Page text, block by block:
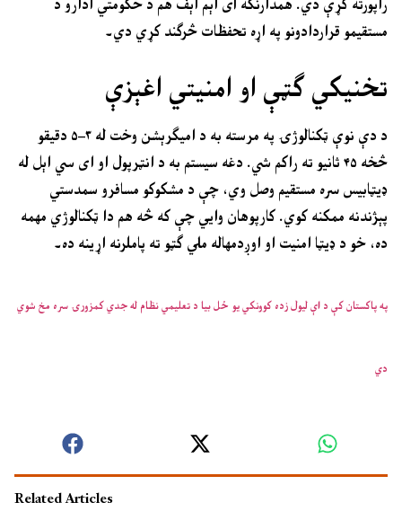
مستقیمو قراردادونو په اړه تحفظات څرګند کړي دي۔
تخنیکي ګټې او امنیتي اغېزې
د دې نوې ټکنالوژۍ په مرسته به د امیګرېشن وخت له ۳–۵ دقیقو
څخه ۴۵ ثانیو ته راکم شي. دغه سیستم به د انټرپول او ای سي اېل له
ډیټابیس سره مستقیم وصل وي، چې د مشکوکو مسافرو سمدستي
پېژندنه ممکنه کوي. کارپوهان وایي چې که څه هم دا ټکنالوژي مهمه
ده، خو د ډیټا امنیت او اوږدمهاله ملي ګټو ته پاملرنه اړینه ده۔
په پاکستان کې د اې لیول زده کوونکي یو ځل بیا د تعلیمي نظام له جدي کمزورۍ سره مخ شوي
دي
Related Articles